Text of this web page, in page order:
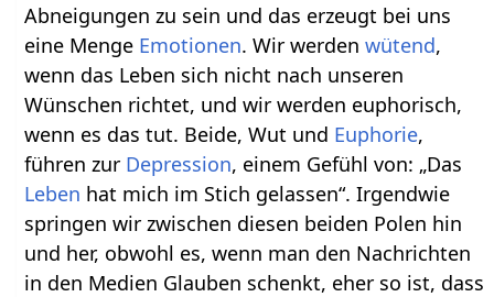
Abneigungen zu sein und das erzeugt bei uns
eine Menge Emotionen. Wir werdenwütend,
wenn das Leben sich nicht nach unseren
Wünschen richtet, und wir werden euphorisch,
wenn es das tut. Beide, Wut und Euphorie,
führen zur Depression, einem Gefühl von: „Das
Leben hat mich im Stich gelassen“. Irgendwie
springen wir zwischen diesen beiden Polen hin
und her, obwohl es, wenn man den Nachrichten
in den Medien Glauben schenkt, eher so ist, dass